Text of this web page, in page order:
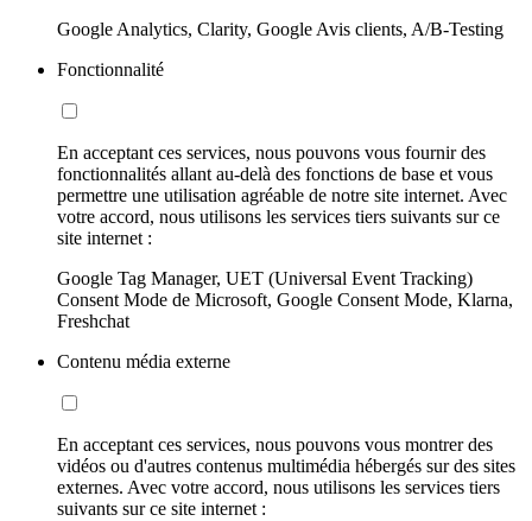
Google Analytics, Clarity, Google Avis clients, A/B-Testing
Fonctionnalité
En acceptant ces services, nous pouvons vous fournir des
fonctionnalités allant au-delà des fonctions de base et vous
permettre une utilisation agréable de notre site internet. Avec
votre accord, nous utilisons les services tiers suivants sur ce
site internet :
Google Tag Manager, UET (Universal Event Tracking)
Consent Mode de Microsoft, Google Consent Mode, Klarna,
Freshchat
Contenu média externe
En acceptant ces services, nous pouvons vous montrer des
vidéos ou d'autres contenus multimédia hébergés sur des sites
externes. Avec votre accord, nous utilisons les services tiers
suivants sur ce site internet :